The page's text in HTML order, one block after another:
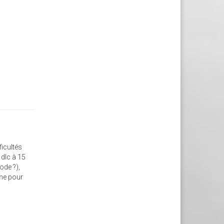
à 15
?),
pour